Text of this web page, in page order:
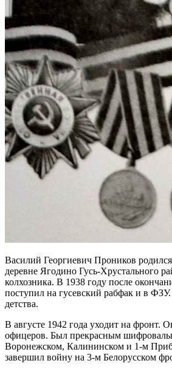
Василий Георгиевич Проников
деревне Ягодино Гусь-Хрустального
колхозника. В 1938 году после
поступил на гусевский рабфак и в
детства.
В августе 1942 года уходит на фронт.
офицеров. Был прекрасным
Воронежском, Калининском и 1-м
завершил войну на 3-м Белорусском